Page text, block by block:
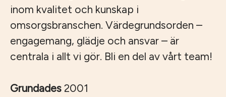
inom kvalitet och kunskap i
omsorgsbranschen. Värdegrundsorden –
engagemang, glädje och ansvar – är
centrala i allt vi gör. Bli en del av vårt team!
Grundades 2001